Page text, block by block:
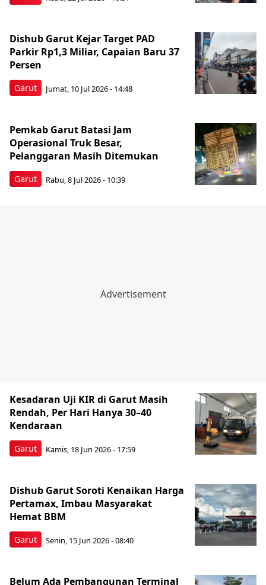
Garut
Dishub Garut Kejar Target PAD
Parkir Rp1,3 Miliar, Capaian Baru 37
Persen
Jumat, 10 Jul 2026 - 14:48
Garut
Pemkab Garut Batasi Jam
Operasional Truk Besar,
Pelanggaran Masih Ditemukan
Rabu, 8 Jul 2026 - 10:39
Garut
Kesadaran Uji KIR di Garut Masih
Rendah, Per Hari Hanya 30–40
Kendaraan
Kamis, 18 Jun 2026 - 17:59
Garut
Dishub Garut Soroti Kenaikan Harga
Pertamax, Imbau Masyarakat
Hemat BBM
Senin, 15 Jun 2026 - 08:40
Belum Ada Pembangunan Terminal